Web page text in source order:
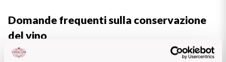
Domande frequenti sulla conservazione
del vino